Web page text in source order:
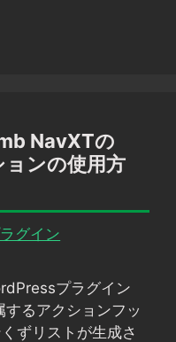
NavXTの
ンの使用方
グイン
プラグイン
るアクションフッ
ずリストが生成さ